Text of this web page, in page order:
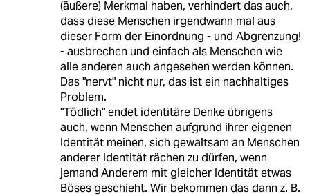
(äußere) Merkmal haben, verhindert das auch,
dass diese Menschen irgendwann mal aus
dieser Form der Einordnung - und Abgrenzung!
- ausbrechen und einfach als Menschen wie
alle anderen auch angesehen werden können.
Das "nervt" nicht nur, das ist ein nachhaltiges
Problem.
"Tödlich" endet identitäre Denke übrigens
auch, wenn Menschen aufgrund ihrer eigenen
Identität meinen, sich gewaltsam an Menschen
anderer Identität rächen zu dürfen, wenn
jemand Anderem mit gleicher Identität etwas
Böses geschieht. Wir bekommen das dann z. B.